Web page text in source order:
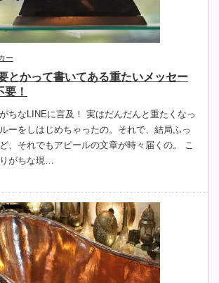
ー
とかって書いてある重たいメッセー
！
ちなLINEに言及！ 実はだんだんと重たくなっ
ーをしはじめちゃったの。それで、結局ふっ
、それでもアピールの文章が時々届くの。 こ
がちな現…